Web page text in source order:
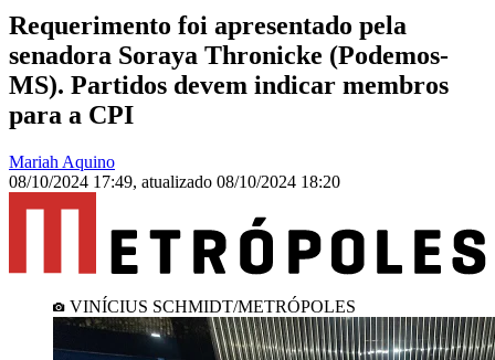
Requerimento foi apresentado pela
senadora Soraya Thronicke (Podemos-
MS). Partidos devem indicar membros
para a CPI
Mariah Aquino
08/10/2024 17:49, atualizado 08/10/2024 18:20
VINÍCIUS SCHMIDT/METRÓPOLES